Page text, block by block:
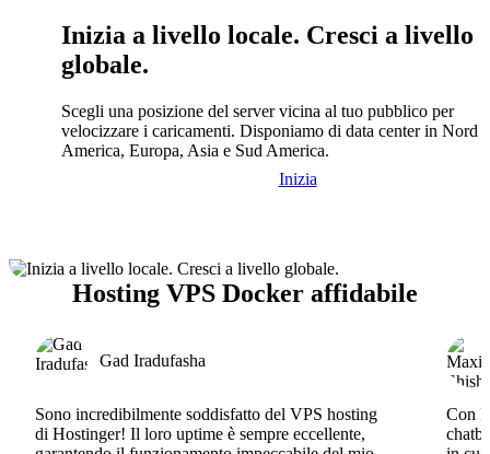
Inizia a livello locale. Cresci a livello
globale.
Scegli una posizione del server vicina al tuo pubblico per
velocizzare i caricamenti. Disponiamo di data center in Nord
America, Europa, Asia e Sud America.
Inizia
Hosting VPS Docker affidabile
Gad Iradufasha
Sono incredibilmente soddisfatto del VPS hosting
di Hostinger! Il loro uptime è sempre eccellente,
Con